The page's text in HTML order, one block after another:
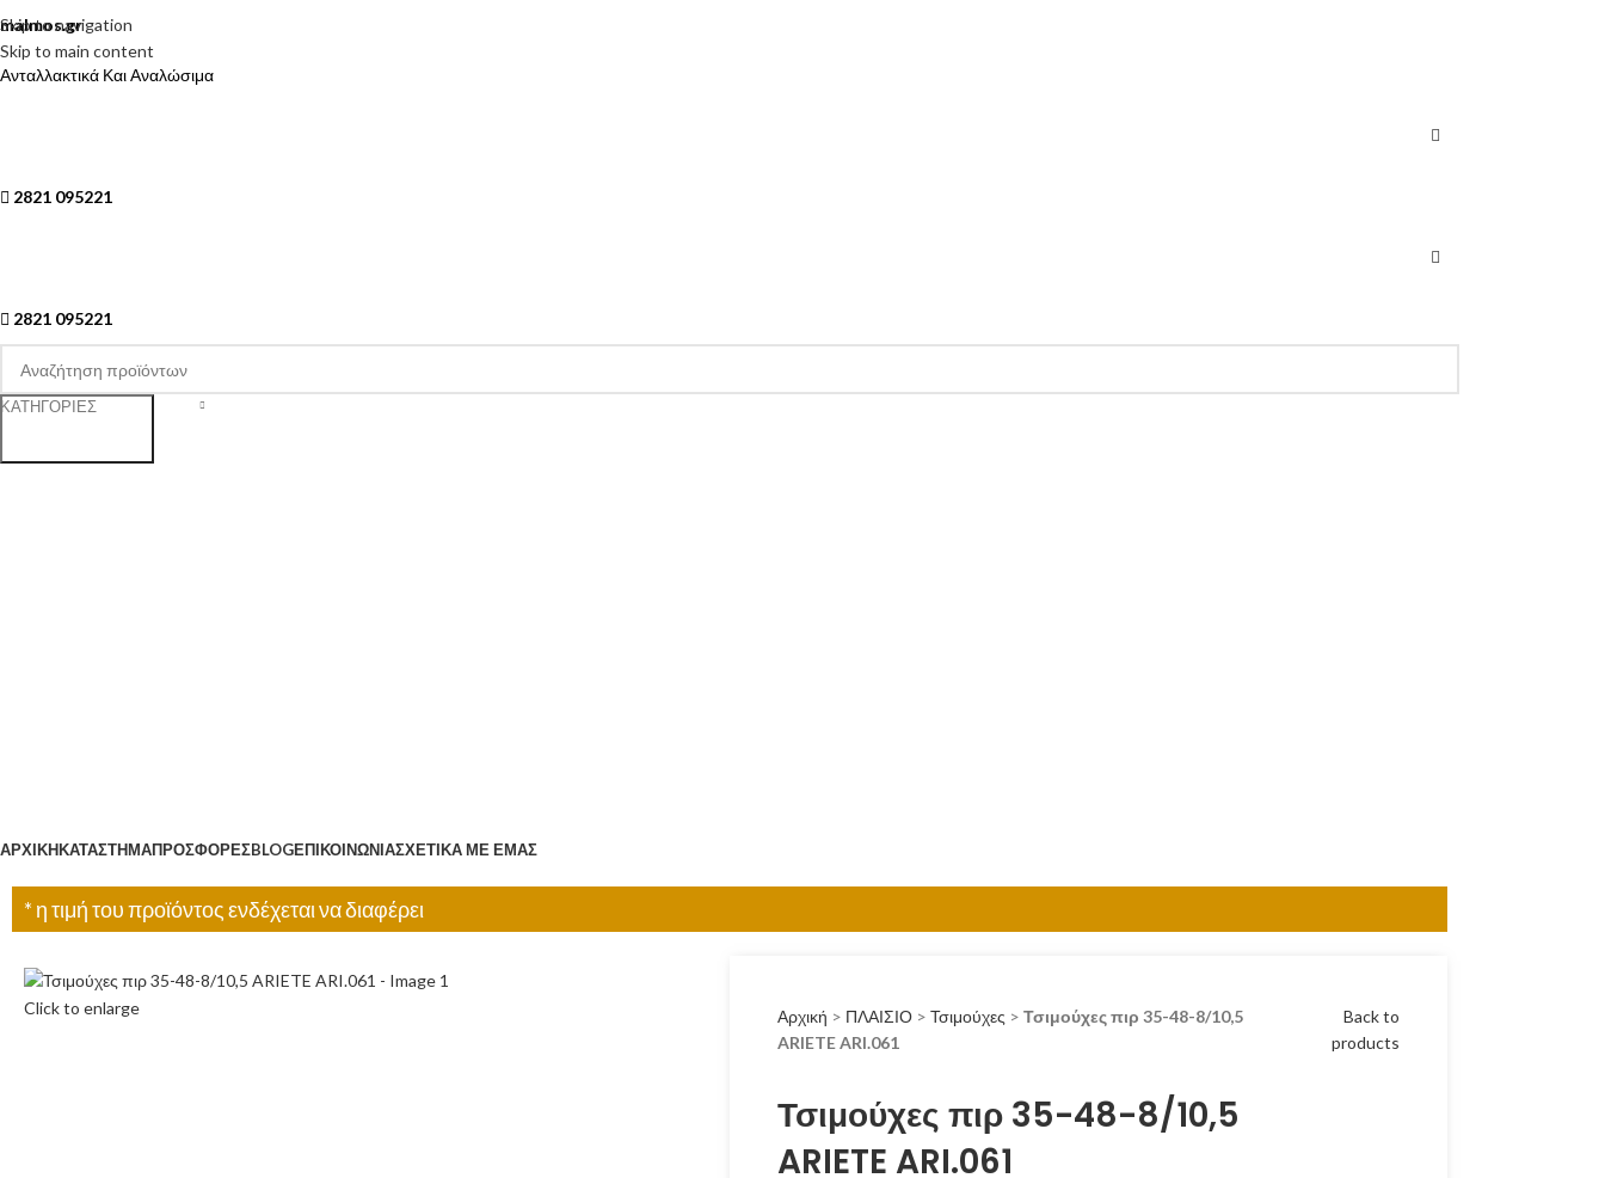
Skip to navigation
Skip to main content
malmos.gr
Ανταλλακτικά Και Αναλώσιμα
2821 095221
2821 095221
ΚΑΤΗΓΟΡΙΕΣ
ΑΡΧΙΚΉΚΑΤΆΣΤΗΜΑΠΡΟΣΦΟΡΈΣBLOGΕΠΙΚΟΙΝΩΝΊΑΣΧΕΤΙΚΆ ΜΕ ΕΜΆΣ
* η τιμή του προϊόντος ενδέχεται να διαφέρει
Click to enlarge Αρχική > ΠΛΑΙΣΙΟ > Τσιμούχες > Τσιμούχες πιρ 35-48-8/10,5
ARIETE ARI.061
Back to
products
Τσιμούχες πιρ 35-48-8/10,5
ARIETE ARI.061